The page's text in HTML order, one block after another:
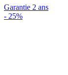
Garantie 2 ans
- 25%